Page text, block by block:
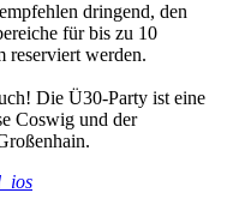
dringend, den
für bis zu 10
reserviert werden.
Die Ü30-Party ist eine
Coswig und der